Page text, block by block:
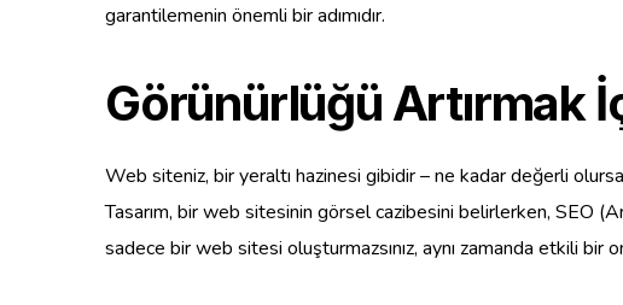
garantilemenin önemli bir adımıdır.
Görünürlüğü Artırmak
Web siteniz, bir yeraltı hazinesi gibidir – ne kadar değerli
Tasarım, bir web sitesinin görsel cazibesini belirlerken, SEO
sadece bir web sitesi oluşturmazsınız, aynı zamanda etkili bir